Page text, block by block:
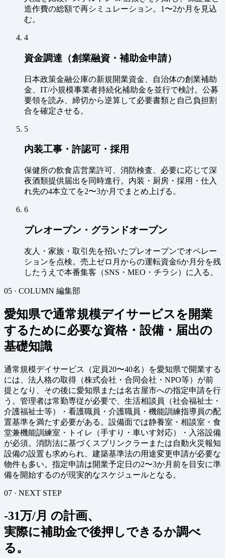
造作費の総額で再シミュレーション。1〜2か月を見込
む。
4
資金調達（創業融資・補助金申請）
日本政策金融公庫の新規開業資金、自治体の創業補助
金、IT/小規模事業者持続化補助金を並行で検討。公募
要領を読み、締切から逆算して必要書類と自己負担割
合を確定させる。
5
内装工事・許認可・採用
保健所の飲食店営業許可、消防検査、必要に応じて深
夜酒類提供届出を同時進行。内装・厨房・採用・仕入
れ先の4本立てを2〜3か月でまとめ上げる。
6
プレオープン・グランドオープン
友人・家族・取引先を招いたプレオープンでオペレー
ションを点検。売上ゼロ月からの運転資金6か月分を残
したうえで本番集客（SNS・MEO・チラシ）に入る。
05 · COLUMN 編集部
愛知県で通常規模デイサービスを開業
するために必要な資格・設備・届出の
基礎知識
通常規模デイサービス（定員20〜40名）を愛知県で開業する
には、法人格の取得（株式会社・合同会社・NPO等）が前
提となり、その後に愛知県または名古屋市への指定申請を行
う。管理者は常勤専従が必要で、生活相談員（社会福祉士・
介護福祉士等）・看護職員・介護職員・機能訓練指導員の配
置基準を満たす必要がある。設備面では静養室・相談室・食
堂兼機能訓練室・トイレ（手すり・車いす対応）・入浴設備
が必須。消防法に基づくスプリンクラーまたは自動火災報知
設備の設置も求められ、建築基準法の用途変更申請が必要な
物件も多い。指定申請は開業予定日の2〜3か月前を目安に準
備を開始するのが現実的なスケジュールとなる。
07 · NEXT STEP
-31万/月 の計画、
実際に補助金で後押しできるか調べ
る。